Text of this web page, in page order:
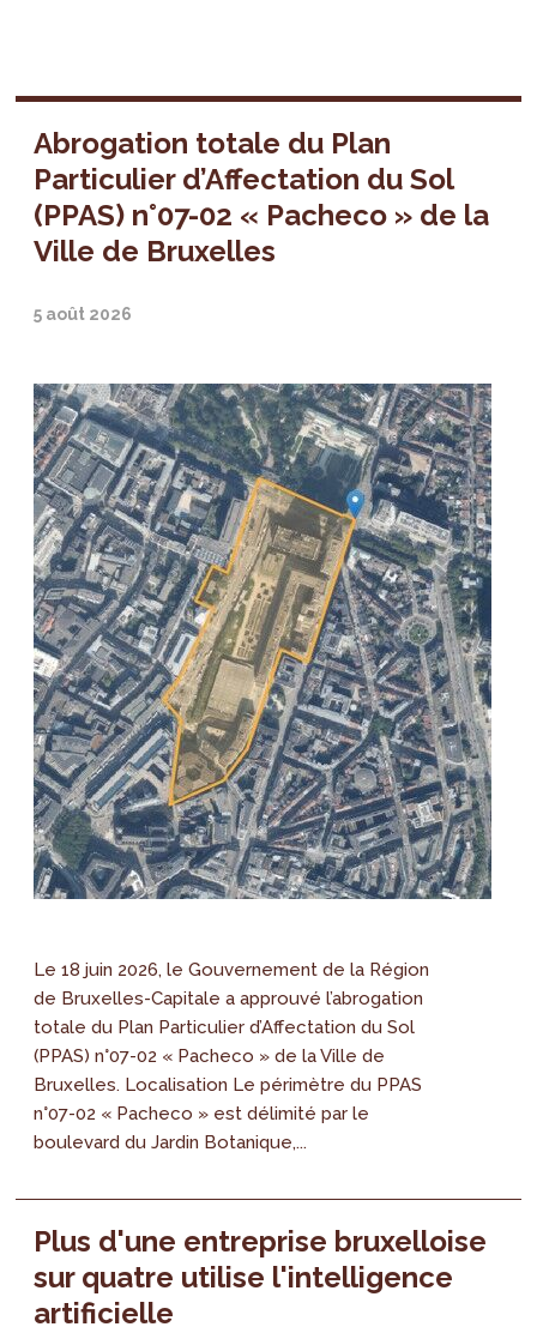
Abrogation totale du Plan
Particulier d’Affectation du Sol
(PPAS) n°07-02 « Pacheco » de la
Ville de Bruxelles
5 août 2026
Le 18 juin 2026, le Gouvernement de la Région
de Bruxelles-Capitale a approuvé l’abrogation
totale du Plan Particulier d’Affectation du Sol
(PPAS) n°07-02 « Pacheco » de la Ville de
Bruxelles. Localisation Le périmètre du PPAS
n°07-02 « Pacheco » est délimité par le
boulevard du Jardin Botanique,...
Plus d'une entreprise bruxelloise
sur quatre utilise l'intelligence
artificielle